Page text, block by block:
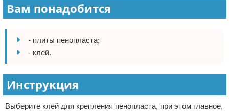
Вам понадобится
- плиты пенопласта;
- клей.
Инструкция
Выберите клей для крепления пенопласта, при этом главное,